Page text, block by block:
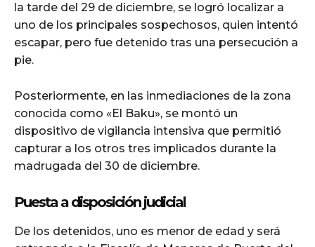
la tarde del 29 de diciembre, se logró localizar a
uno de los principales sospechosos, quien intentó
escapar, pero fue detenido tras una persecución a
pie.
Posteriormente, en las inmediaciones de la zona
conocida como «El Baku», se montó un
dispositivo de vigilancia intensiva que permitió
capturar a los otros tres implicados durante la
madrugada del 30 de diciembre.
Puesta a disposición judicial
De los detenidos, uno es menor de edad y será